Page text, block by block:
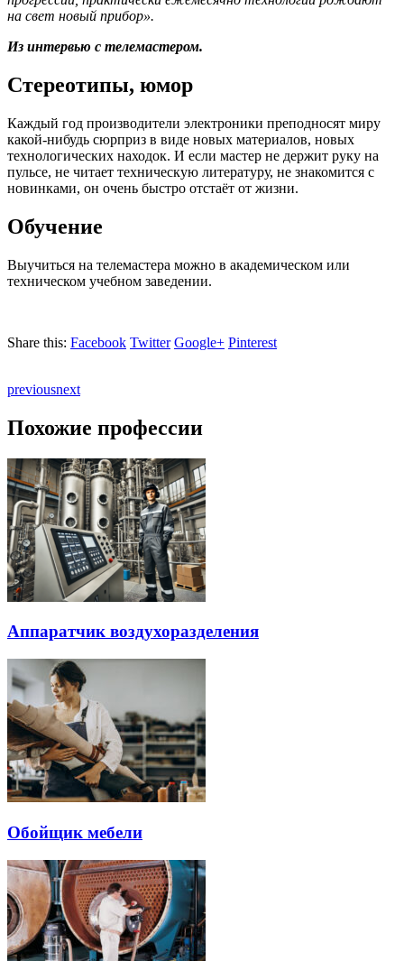
на свет новый прибор».
Из интервью с телемастером.
Стереотипы, юмор
Каждый год производители электроники преподносят миру
какой-нибудь сюрприз в виде новых материалов, новых
технологических находок. И если мастер не держит руку на
пульсе, не читает техническую литературу, не знакомится с
новинками, он очень быстро отстаёт от жизни.
Обучение
Выучиться на телемастера можно в академическом или
техническом учебном заведении.
Share this: Facebook Twitter Google+ Pinterest
previousnext
Похожие профессии
Аппаратчик воздухоразделения
Обойщик мебели